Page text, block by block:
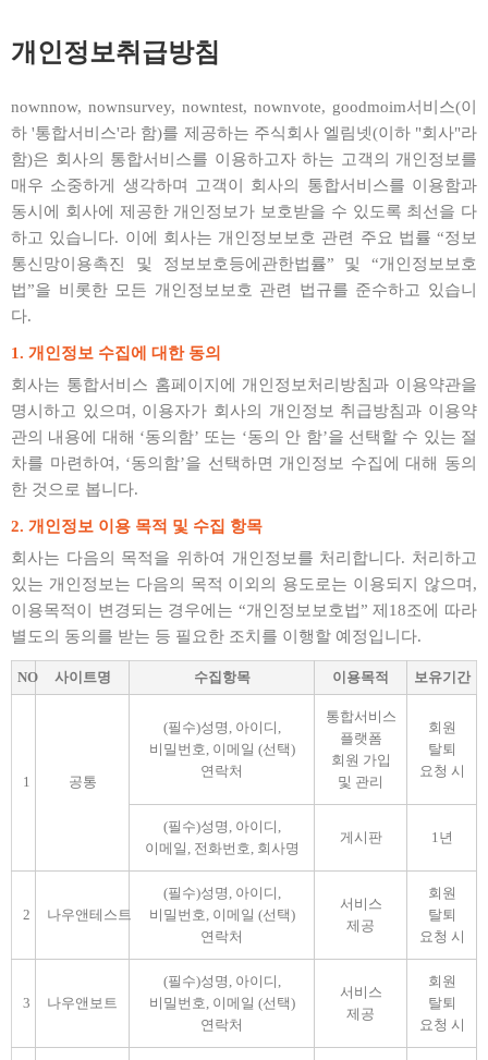
개인정보취급방침
nownnow, nownsurvey, nowntest, nownvote, goodmoim서비스(이
하 '통합서비스'라 함)를 제공하는 주식회사 엘림넷(이하 "회사"라
함)은 회사의 통합서비스를 이용하고자 하는 고객의 개인정보를
매우 소중하게 생각하며 고객이 회사의 통합서비스를 이용함과
동시에 회사에 제공한 개인정보가 보호받을 수 있도록 최선을 다
하고 있습니다. 이에 회사는 개인정보보호 관련 주요 법률 “정보
통신망이용촉진 및 정보보호등에관한법률” 및 “개인정보보호
법”을 비롯한 모든 개인정보보호 관련 법규를 준수하고 있습니
다.
1. 개인정보 수집에 대한 동의
회사는 통합서비스 홈페이지에 개인정보처리방침과 이용약관을
명시하고 있으며, 이용자가 회사의 개인정보 취급방침과 이용약
관의 내용에 대해 ‘동의함’ 또는 ‘동의 안 함’을 선택할 수 있는 절
차를 마련하여, ‘동의함’을 선택하면 개인정보 수집에 대해 동의
한 것으로 봅니다.
2. 개인정보 이용 목적 및 수집 항목
회사는 다음의 목적을 위하여 개인정보를 처리합니다. 처리하고
있는 개인정보는 다음의 목적 이외의 용도로는 이용되지 않으며,
이용목적이 변경되는 경우에는 “개인정보보호법” 제18조에 따라
별도의 동의를 받는 등 필요한 조치를 이행할 예정입니다.
NO 사이트명 수집항목 이용목적 보유기간
1 공통
(필수)성명, 아이디,
비밀번호, 이메일 (선택)
연락처
통합서비스
플랫폼
회원 가입
및 관리
회원
탈퇴
요청 시
(필수)성명, 아이디,
이메일, 전화번호, 회사명
게시판 1년
2 나우앤테스트
(필수)성명, 아이디,
비밀번호, 이메일 (선택)
연락처
서비스
제공
회원
탈퇴
요청 시
3 나우앤보트
(필수)성명, 아이디,
비밀번호, 이메일 (선택)
연락처
서비스
제공
회원
탈퇴
요청 시